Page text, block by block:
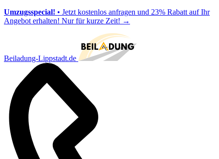
Umzugsspecial! • Jetzt kostenlos anfragen und 23% Rabatt auf Ihr
Angebot erhalten! Nur für kurze Zeit! →
Beiladung-Lippstadt.de